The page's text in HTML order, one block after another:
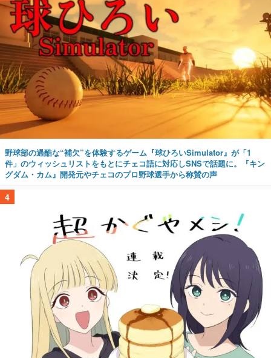
野球部の過酷な“補欠”を体験するゲーム『球ひろいSimulator』が「1
件」のウィッシュリストをもとにチェコ語に対応しSNSで話題に。『キン
グダム・カム』開発元やチェコのプロ野球選手から称賛の声
4